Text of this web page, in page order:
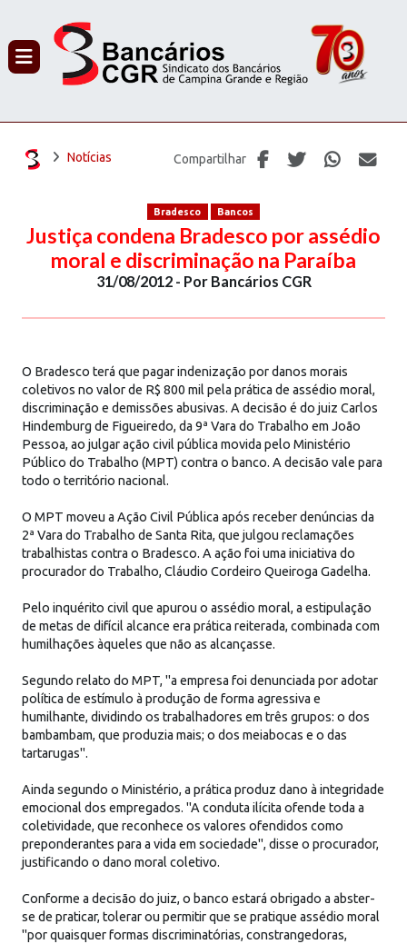
Notícias Compartilhar
Bradesco Bancos
Justiça condena Bradesco por assédio
moral e discriminação na Paraíba
31/08/2012 - Por Bancários CGR
O Bradesco terá que pagar indenização por danos morais
coletivos no valor de R$ 800 mil pela prática de assédio moral,
discriminação e demissões abusivas. A decisão é do juiz Carlos
Hindemburg de Figueiredo, da 9ª Vara do Trabalho em João
Pessoa, ao julgar ação civil pública movida pelo Ministério
Público do Trabalho (MPT) contra o banco. A decisão vale para
todo o território nacional.
O MPT moveu a Ação Civil Pública após receber denúncias da
2ª Vara do Trabalho de Santa Rita, que julgou reclamações
trabalhistas contra o Bradesco. A ação foi uma iniciativa do
procurador do Trabalho, Cláudio Cordeiro Queiroga Gadelha.
Pelo inquérito civil que apurou o assédio moral, a estipulação
de metas de difícil alcance era prática reiterada, combinada com
humilhações àqueles que não as alcançasse.
Segundo relato do MPT, "a empresa foi denunciada por adotar
política de estímulo à produção de forma agressiva e
humilhante, dividindo os trabalhadores em três grupos: o dos
bambambam, que produzia mais; o dos meiabocas e o das
tartarugas".
Ainda segundo o Ministério, a prática produz dano à integridade
emocional dos empregados. "A conduta ilícita ofende toda a
coletividade, que reconhece os valores ofendidos como
preponderantes para a vida em sociedade", disse o procurador,
justificando o dano moral coletivo.
Conforme a decisão do juiz, o banco estará obrigado a abster-
se de praticar, tolerar ou permitir que se pratique assédio moral
"por quaisquer formas discriminatórias, constrangedoras,